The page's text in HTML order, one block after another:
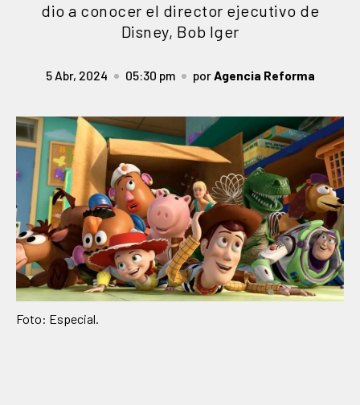
dio a conocer el director ejecutivo de
Disney, Bob Iger
5 Abr, 2024 05:30 pm porAgencia Reforma
Foto: Especial.